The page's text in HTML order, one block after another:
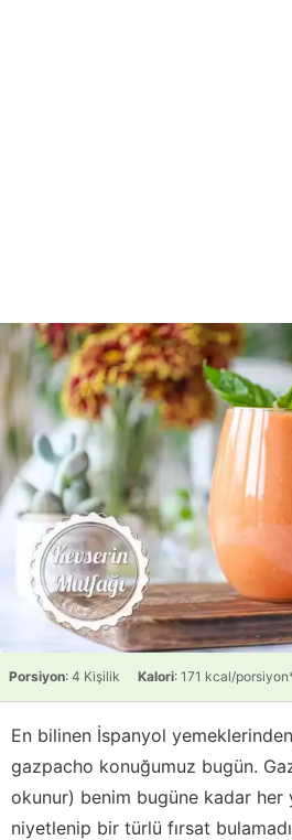
Porsiyon: 4 Kişilik Kalori: 171 kcal/
En bilinen İspanyol
gazpacho konuğumuz bugün.
okunur) benim bugüne kadar her
niyetlenip bir türlü fırsat